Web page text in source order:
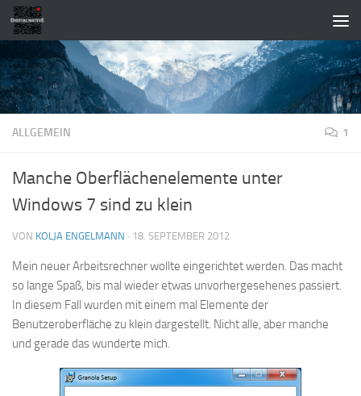
Zum Inhalt springen
ALLGEMEIN 1
Manche Oberflächenelemente unter
Windows 7 sind zu klein
VON KOLJA ENGELMANN · 18. SEPTEMBER 2012
Mein neuer Arbeitsrechner wollte eingerichtet werden. Das macht
so lange Spaß, bis mal wieder etwas unvorhergesehenes passiert.
In diesem Fall wurden mit einem mal Elemente der
Benutzeroberfläche zu klein dargestellt. Nicht alle, aber manche
und gerade das wunderte mich.